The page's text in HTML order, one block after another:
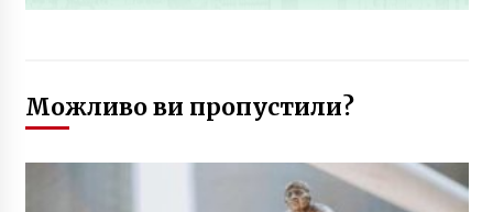
Можливо ви пропустили?